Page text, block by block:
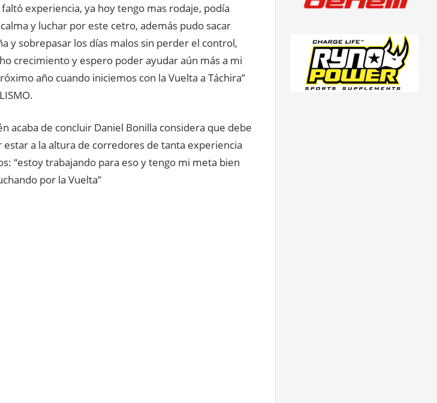
experiencia, ya hoy tengo mas rodaje, podía
y luchar por este cetro, además pudo sacar
y sobrepasar los días malos sin perder el control,
crecimiento y espero poder ayudar aún más a mi
año cuando iniciemos con la Vuelta a Táchira”
acaba de concluir Daniel Bonilla considera que debe
a la altura de corredores de tanta experiencia
“estoy trabajando para eso y tengo mi meta bien
por la Vuelta”